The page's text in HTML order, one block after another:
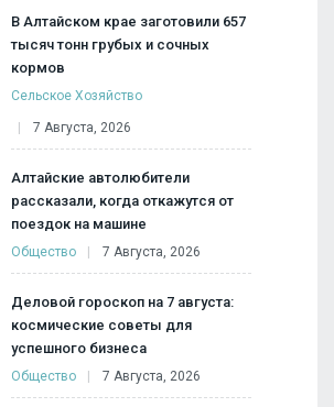
В Алтайском крае заготовили 657
тысяч тонн грубых и сочных
кормов
Сельское Хозяйство
7 Августа, 2026
Алтайские автолюбители
рассказали, когда откажутся от
поездок на машине
Общество 7 Августа, 2026
Деловой гороскоп на 7 августа:
космические советы для
успешного бизнеса
Общество 7 Августа, 2026